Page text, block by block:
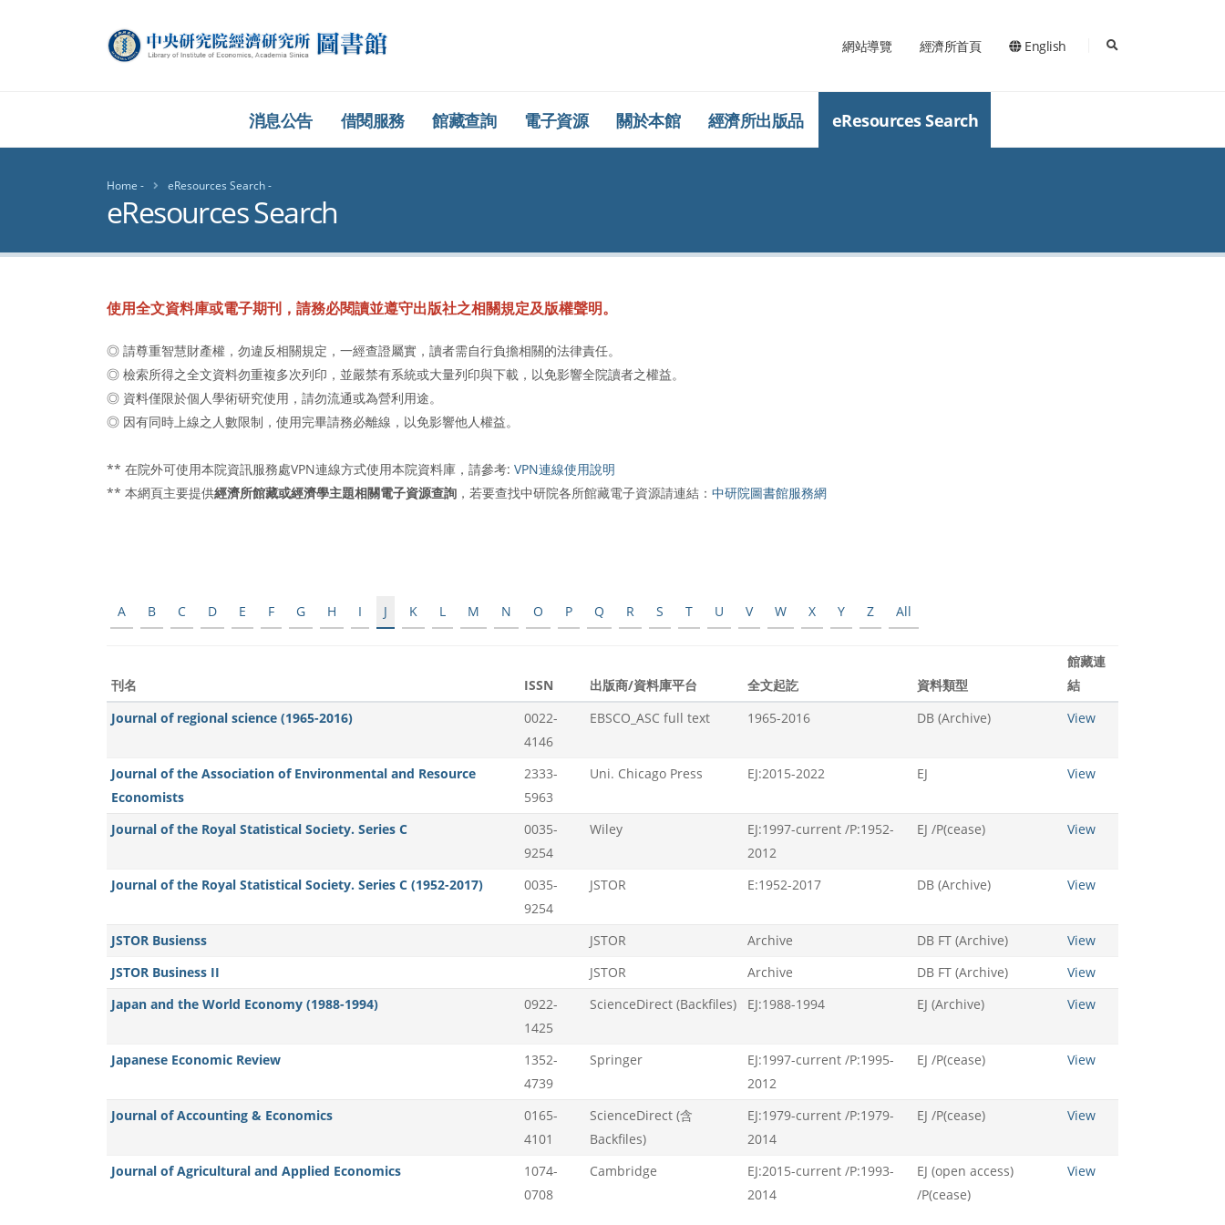
中央研究院經濟研究所圖書館 網站導覽 經濟所首頁 English search
消息公告 借閱服務 館藏查詢 電子資源 關於本館 經濟所出版品 eResources Search
Home eResources Search
eResources Search
使用全文資料庫或電子期刊，請務必閱讀並遵守出版社之相關規定及版權聲明。
◎ 請尊重智慧財產權，勿違反相關規定，一經查證屬實，讀者需自行負擔相關的法律責任。
◎ 檢索所得之全文資料勿重複多次列印，並嚴禁有系統或大量列印與下載，以免影響全院讀者之權益。
◎ 資料僅限於個人學術研究使用，請勿流通或為營利用途。
◎ 因有同時上線之人數限制，使用完畢請務必離線，以免影響他人權益。
** 在院外可使用本院資訊服務處VPN連線方式使用本院資料庫，請參考: VPN連線使用說明
** 本網頁主要提供經濟所館藏或經濟學主題相關電子資源查詢 ，若要查找中研院各所館藏電子資源請連結： 中研院圖書館服務網
A B C D E F G H I J K L M N O P Q R S T U V W X Y Z All
刊名 ISSN 出版商/資料庫平台 全文起訖 資料類型
館藏連
結
Journal of regional science (1965-2016)
0022-
4146
EBSCO_ASC full text 1965-2016 DB (Archive) View
Journal of the Association of Environmental and Resource
Economists
2333-
5963
Uni. Chicago Press EJ:2015-2022 EJ View
Journal of the Royal Statistical Society. Series C
0035-
9254
Wiley
EJ:1997-current /P:1952-
2012
EJ /P(cease) View
Journal of the Royal Statistical Society. Series C (1952-2017)
0035-
9254
JSTOR E:1952-2017 DB (Archive) View
JSTOR Busienss JSTOR Archive DB FT (Archive)
View
JSTOR Business II
JSTOR Archive DB FT (Archive)
View
Japan and the World Economy (1988-1994)
0922-
1425
ScienceDirect (Backfiles) EJ:1988-1994 EJ (Archive) View
Japanese Economic Review
1352-
4739
Springer
EJ:1997-current /P:1995-
2012
EJ /P(cease) View
Journal of Accounting & Economics
0165-
4101
ScienceDirect (含
Backfiles)
EJ:1979-current /P:1979-
2014
EJ /P(cease) View
Journal of Agricultural and Applied Economics
1074-
0708
Cambridge
EJ:2015-current /P:1993-
2014
EJ (open access)
/P(cease)
View